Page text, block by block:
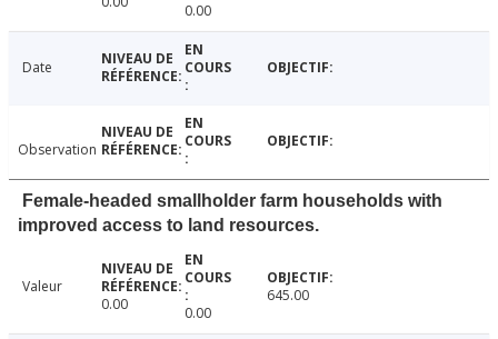
0.00
Date
Observation
Female-headed smallholder farm households with
improved access to land resources.
Valeur
0.00
0.00
645.00